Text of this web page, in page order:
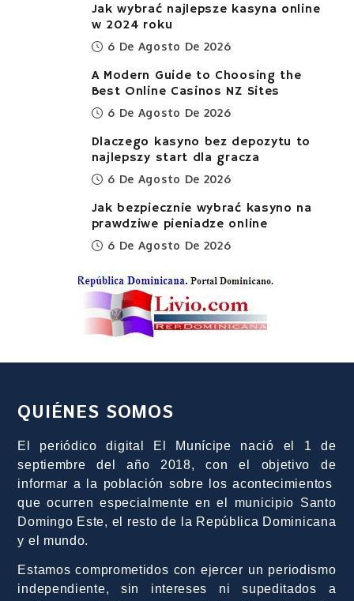
Jak wybrać najlepsze kasyna online
w 2024 roku
6 De Agosto De 2026
A Modern Guide to Choosing the
Best Online Casinos NZ Sites
6 De Agosto De 2026
Dlaczego kasyno bez depozytu to
najlepszy start dla gracza
6 De Agosto De 2026
Jak bezpiecznie wybrać kasyno na
prawdziwe pieniadze online
6 De Agosto De 2026
QUIÉNES SOMOS
El periódico digital El Munícipe nació el 1 de
septiembre del año 2018, con el objetivo de
informar a la población sobre los acontecimientos
que ocurren especialmente en el municipio Santo
Domingo Este, el resto de la República Dominicana
y el mundo.
Estamos comprometidos con ejercer un periodismo
independiente, sin intereses ni supeditados a